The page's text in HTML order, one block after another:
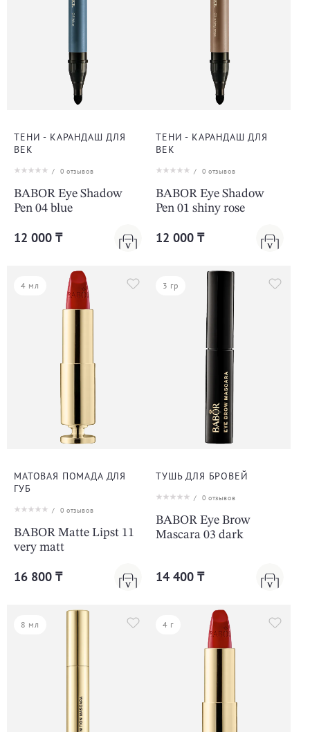
ТЕНИ - КАРАНДАШ ДЛЯ
ВЕК
/ 0 отзывов
BABOR Eye Shadow
Pen 04 blue
12 000 ₸
ТЕНИ - КАРАНДАШ ДЛЯ
ВЕК
/ 0 отзывов
BABOR Eye Shadow
Pen 01 shiny rose
12 000 ₸
4 мл
МАТОВАЯ ПОМАДА ДЛЯ
ГУБ
/ 0 отзывов
BABOR Matte Lipst 11
very matt
16 800 ₸
3 гр
ТУШЬ ДЛЯ БРОВЕЙ
/ 0 отзывов
BABOR Eye Brow
Mascara 03 dark
14 400 ₸
8 мл 4 г